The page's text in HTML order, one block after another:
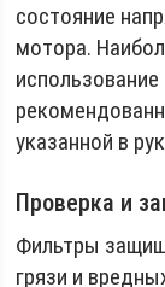
состояние
мотора.
указанной в
Проверка и
Фильтры
грязи и